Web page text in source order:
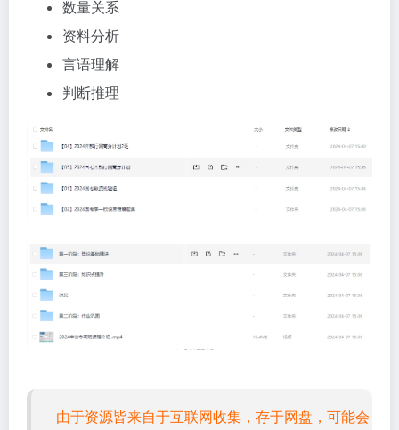
数量关系
资料分析
言语理解
判断推理
由于资源皆来自于互联网收集，存于网盘，可能会